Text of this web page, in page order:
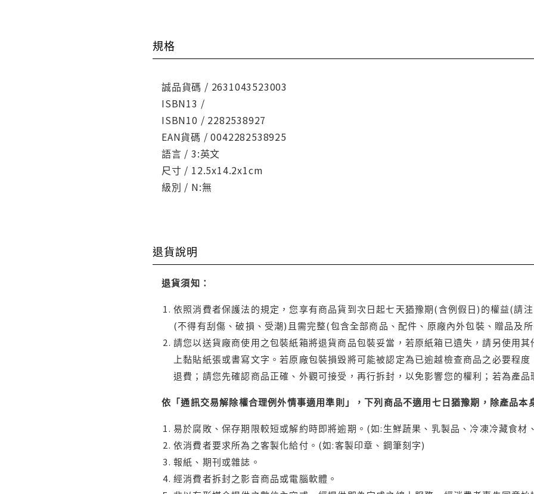
規格
誠品貨碼 / 2631043523003
ISBN13 /
ISBN10 / 2282538927
EAN貨碼 / 0042282538925
語言 / 3:英文
尺寸 / 12.5x14.2x1cm
級別 / N:無
退貨說明
退貨須知：
依照消費者保護法的規定，您享有商品貨到次日起七天猶豫期(含例假日)的權益(請
(不得有刮傷、破損、受潮)且需完整(包含全部商品、配件、原廠內外包裝、贈品及
請您以送貨廠商使用之包裝紙箱將退貨商品包裝妥當，若原紙箱已遺失，請另使用
上黏貼紙張或書寫文字。若原廠包裝損毀將可能被認定為已逾越檢查商品之必要程
退費；請您先確認商品正確、外觀可接受，再行拆封，以免影響您的權利；若為產
依「通訊交易解除權合理例外情事適用準則」，下列商品不適用七日猶豫期，除產品本
易於腐敗、保存期限較短或解約時即將逾期。(如:生鮮蔬果、乳製品、冷凍冷藏食材
依消費者要求所為之客製化給付。(如:客製印章、鋼筆刻字)
報紙、期刊或雜誌。
經消費者拆封之影音商品或電腦軟體。